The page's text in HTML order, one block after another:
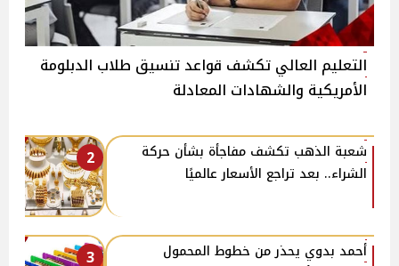
التعليم العالي تكشف قواعد تنسيق طلاب الدبلومة
الأمريكية والشهادات المعادلة
2
شعبة الذهب تكشف مفاجأة بشأن حركة
الشراء.. بعد تراجع الأسعار عالميًا
3
أحمد بدوي يحذر من خطوط المحمول